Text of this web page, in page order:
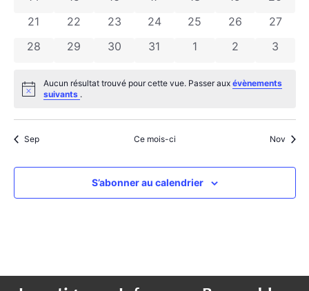
0 évènements
21 0 évènements
22 0 évènements
23 0 évènements
24 0 évènements
25 0 évènements
26 0
27
0 évènements
28 0 évènements
29 0 évènements
30 0 évènements
31 0 évènements
1 0 évènements
2 0
3
Notice
Aucun résultat trouvé pour cette vue. Passer aux évènements
suivants .
Sep Ce mois-ci Nov
S’abonner au calendrier